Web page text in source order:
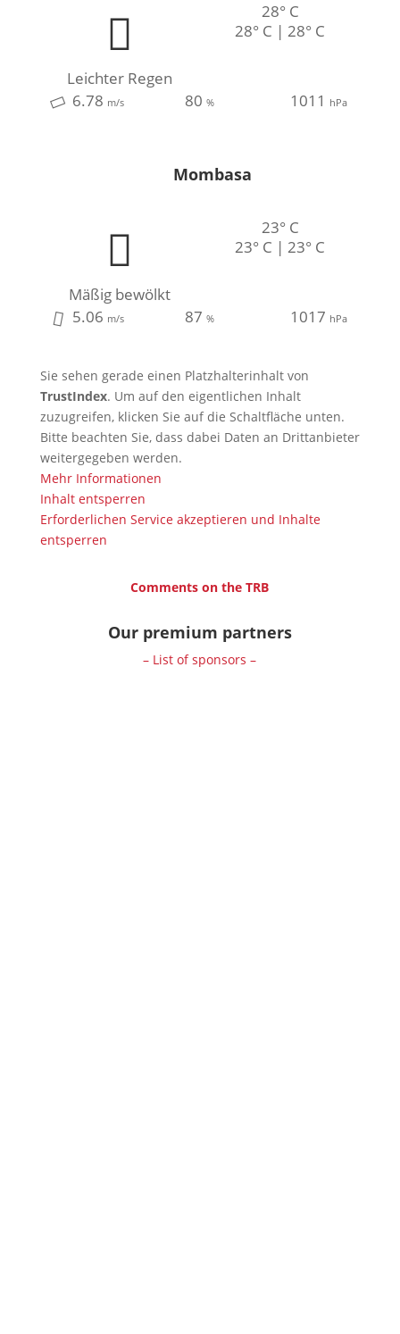
Leichter Regen
28° C
28° C | 28° C
6.78 m/s 80% 1011 hPa
Mombasa
Mäßig bewölkt
23° C
23° C | 23° C
5.06 m/s 87% 1017 hPa
Sie sehen gerade einen Platzhalterinhalt von
TrustIndex. Um auf den eigentlichen Inhalt
zuzugreifen, klicken Sie auf die Schaltfläche unten.
Bitte beachten Sie, dass dabei Daten an Drittanbieter
weitergegeben werden.
Mehr Informationen
Inhalt entsperren
Erforderlichen Service akzeptieren und Inhalte
entsperren
Comments on the TRB
Our premium partners
– List of sponsors –